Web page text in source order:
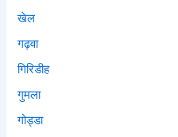
खेल
गढ़वा
गिरिडीह
गुमला
गोड्डा